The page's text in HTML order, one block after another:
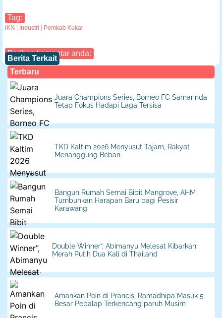
Tag:
IKN Industri Pemkab Kukar
Berikan komentar anda:
Berita Terkait
Terbaru
Juara Champions Series, Borneo FC Samarinda
Tetap Fokus Hadapi Laga Tersisa
TKD Kaltim 2026 Menyusut Tajam, Rakyat
Menanggung Beban
Bangun Rumah Semai Bibit Mangrove, AHM
Tumbuhkan Harapan Baru bagi Pesisir
Karawang
Double Winner”, Abimanyu Melesat Kibarkan
Merah Putih Dua Kali di Thailand
Amankan Poin di Prancis, Ramadhipa Masuk 5
Besar Pebalap Terkencang paruh Musim